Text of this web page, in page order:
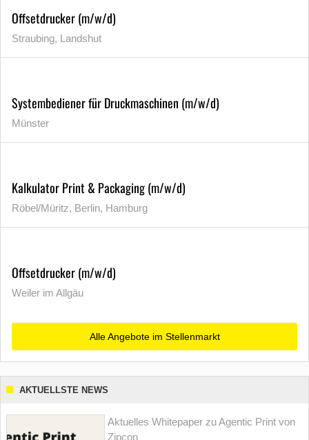
Offsetdrucker (m/w/d)
Straubing, Landshut
Systembediener für Druckmaschinen (m/w/d)
Münster
Kalkulator Print & Packaging (m/w/d)
Röbel/Müritz, Berlin, Hamburg
Offsetdrucker (m/w/d)
Weiler im Allgäu
Alle Angebote im Stellenmarkt
AKTUELLSTE NEWS
Aktuelles Whitepaper zu Agentic Print von
Zipcon